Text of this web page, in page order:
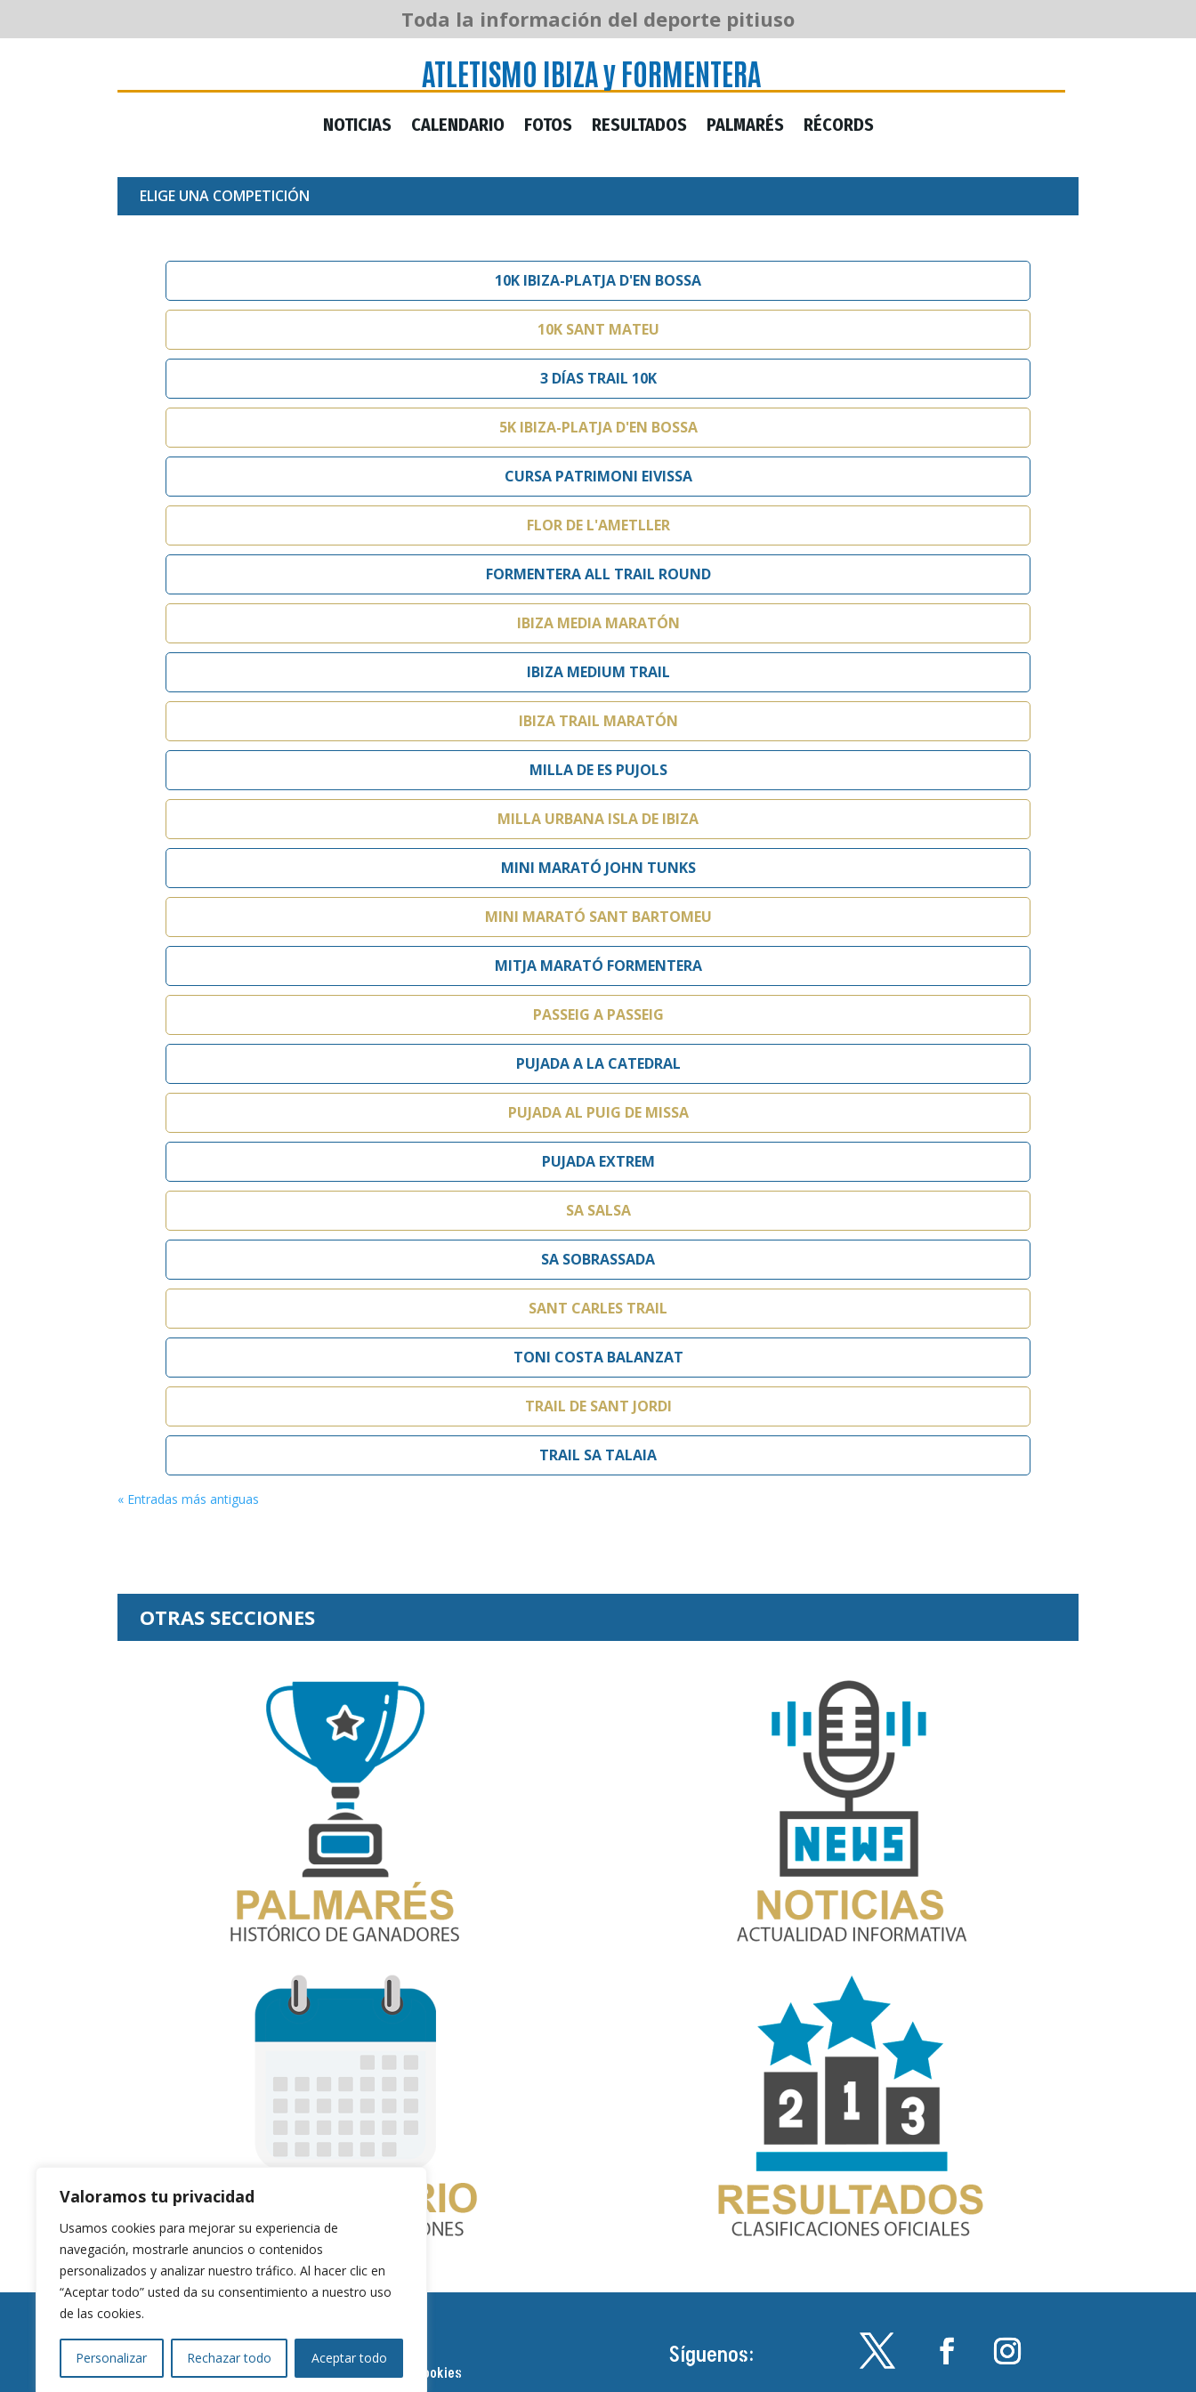
Valoramos tu privacidad
Usamos cookies para mejorar su experiencia de
navegación, mostrarle anuncios o contenidos
personalizados y analizar nuestro tráfico. Al hacer clic en
“Aceptar todo” usted da su consentimiento a nuestro uso
de las cookies.
Personalizar Rechazar todo Aceptar todo
ATLETISMO IBIZA y FORMENTERA
CALENDARIO FOTOS RESULTADOS PALMARÉS
Toda la información del deporte pitiuso
ATLETISMO IBIZA y FORMENTERA
NOTICIAS CALENDARIO FOTOS RESULTADOS PALMARÉS RÉCORDS
ELIGE UNA COMPETICIÓN
10K IBIZA-PLATJA D'EN BOSSA
10K SANT MATEU
3 DÍAS TRAIL 10K
5K IBIZA-PLATJA D'EN BOSSA
CURSA PATRIMONI EIVISSA
FLOR DE L'AMETLLER
FORMENTERA ALL TRAIL ROUND
IBIZA MEDIA MARATÓN
IBIZA MEDIUM TRAIL
IBIZA TRAIL MARATÓN
MILLA DE ES PUJOLS
MILLA URBANA ISLA DE IBIZA
MINI MARATÓ JOHN TUNKS
MINI MARATÓ SANT BARTOMEU
MITJA MARATÓ FORMENTERA
PASSEIG A PASSEIG
PUJADA A LA CATEDRAL
PUJADA AL PUIG DE MISSA
PUJADA EXTREM
SA SALSA
SA SOBRASSADA
SANT CARLES TRAIL
TONI COSTA BALANZAT
TRAIL DE SANT JORDI
TRAIL SA TALAIA
« Entradas más antiguas
OTRAS SECCIONES
© Atletismo Ibiza
Todos los derechos reservados
Aviso legal Política de privacidad Política de cookies
Síguenos: